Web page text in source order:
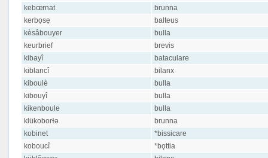
kebœrnat
brunna
kerbọsẹ
balteus
kèsâbouyer
bulla
keurbrief
brevis
kibayî
bataculare
kiblancî
bilanx
kiboulè
bulla
kibouyî
bulla
kikenboule
bulla
klükoborɫə
brunna
kobinet
*bissicare
koboucî
*bǫttia